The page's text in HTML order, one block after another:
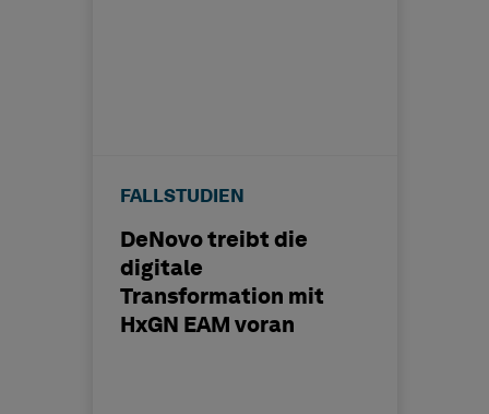
FALLSTUDIEN
DeNovo treibt die
digitale
Transformation mit
HxGN EAM voran